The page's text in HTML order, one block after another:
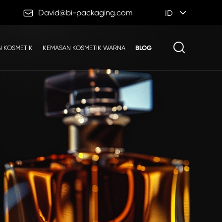
 David@bi-packaging.com ID
KOSMETIK KEMASAN KOSMETIK WARNA BLOG